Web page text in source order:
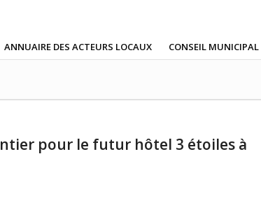
ANNUAIRE DES ACTEURS LOCAUX CONSEIL MUNICIPAL
pour le futur hôtel 3 étoiles à